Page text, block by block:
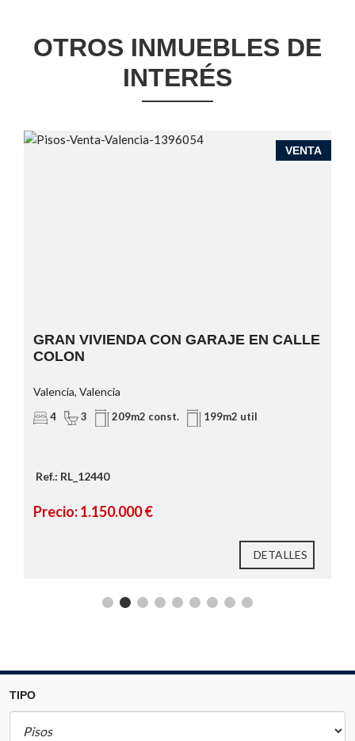
OTROS INMUEBLES DE
INTERÉS
VENTA
GRAN VIVIENDA CON GARAJE EN CALLE
COLON
Valencia, Valencia
4 3 209m2 const. 199m2 util
Ref.: RL_12440
Precio: 1.150.000 €
DETALLES
TIPO